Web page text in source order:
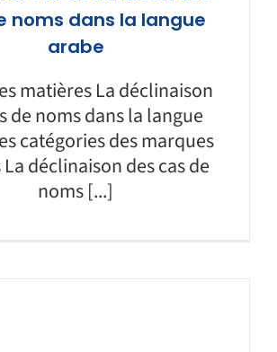
noms dans la langue
arabe
matières La déclinaison
de noms dans la langue
catégories des marques
La déclinaison des cas de
noms [...]